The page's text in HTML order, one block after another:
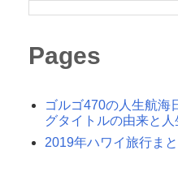
Pages
ゴルゴ470の人生航海
グタイトルの由来と
2019年ハワイ旅行ま